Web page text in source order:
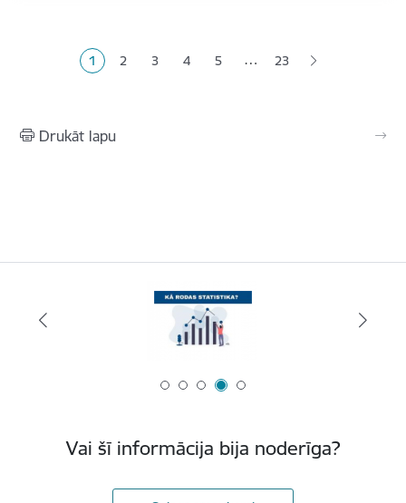
Pašreizējā lapa
1 Lapa
2 Lapa
3 Lapa
4 Lapa
5 … 23
Drukāt lapu
Vai šī informācija bija noderīga?